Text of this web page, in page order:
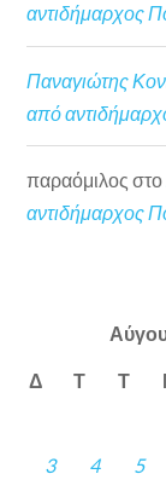
αντιδήμαρχος
Παναγιώτης
από
παραόμιλος στο
αντιδήμαρχος
Δ Τ Τ
3
4 5